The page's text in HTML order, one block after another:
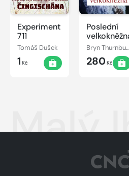
Experiment
711
Tomáš Dušek
1 Kč
Poslední
Bryn Thurnbullová
280Kč
Malý